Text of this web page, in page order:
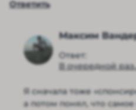
Ответить
Максим
Ответ:
В очередной
Я сначала тоже
а потом понял, что